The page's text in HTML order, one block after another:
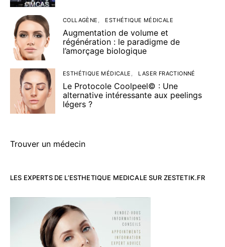
COLLAGÈNE ESTHÉTIQUE MÉDICALE
Augmentation de volume et
régénération : le paradigme de
l’amorçage biologique
ESTHÉTIQUE MÉDICALE LASER FRACTIONNÉ
Le Protocole Coolpeel© : Une
alternative intéressante aux peelings
légers ?
Trouver un médecin
LES EXPERTS DE L’ESTHETIQUE MEDICALE SUR ZESTETIK.FR